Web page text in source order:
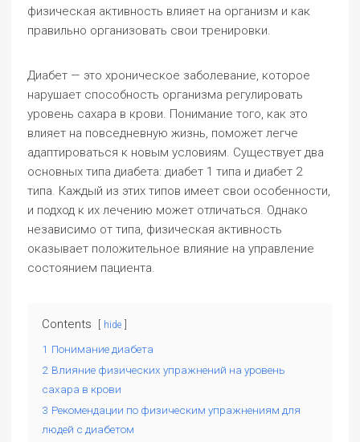
физическая активность влияет на организм и как
правильно организовать свои тренировки.
Диабет — это хроническое заболевание, которое
нарушает способность организма регулировать
уровень сахара в крови. Понимание того, как это
влияет на повседневную жизнь, поможет легче
адаптироваться к новым условиям. Существует два
основных типа диабета: диабет 1 типа и диабет 2
типа. Каждый из этих типов имеет свои особенности,
и подход к их лечению может отличаться. Однако
независимо от типа, физическая активность
оказывает положительное влияние на управление
состоянием пациента.
Contents hide
1 Понимание диабета
2 Влияние физических упражнений на уровень
сахара в крови
3 Рекомендации по физическим упражнениям для
людей с диабетом